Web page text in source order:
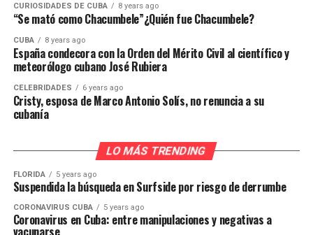
CURIOSIDADES DE CUBA 8 years ago
“Se mató como Chacumbele”¿Quién fue Chacumbele?
CUBA 8 years ago
España condecora con la Orden del Mérito Civil al científico y
meteorólogo cubano José Rubiera
CELEBRIDADES 6 years ago
Cristy, esposa de Marco Antonio Solís, no renuncia a su
cubanía
LO MÁS TRENDING
FLORIDA 5 years ago
Suspendida la búsqueda en Surfside por riesgo de derrumbe
CORONAVIRUS CUBA 5 years ago
Coronavirus en Cuba: entre manipulaciones y negativas a
vacunarse